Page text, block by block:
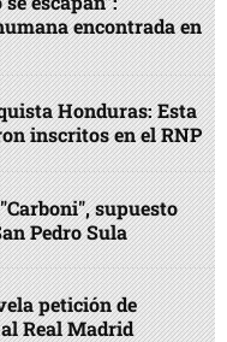
encontrada en
Honduras: Esta
inscritos en el RNP
supuesto
Pedro Sula
petición de
Real Madrid